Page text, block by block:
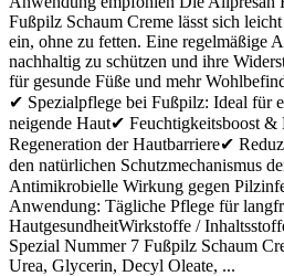
Fußpilz Schaum Creme lässt sich
ein, ohne zu fetten. Eine regelmäßige
nachhaltig zu schützen und ihre
für gesunde Füße und mehr
✔ Spezialpflege bei Fußpilz: Ideal für
neigende Haut✔ Feuchtigkeitsboost &
Regeneration der Hautbarriere✔
den natürlichen Schutzmechanismus
Antimikrobielle Wirkung gegen
Anwendung: Tägliche Pflege für
HautgesundheitWirkstoffe /
Spezial Nummer 7 Fußpilz Schaum
Urea, Glycerin, Decyl Oleate, ...